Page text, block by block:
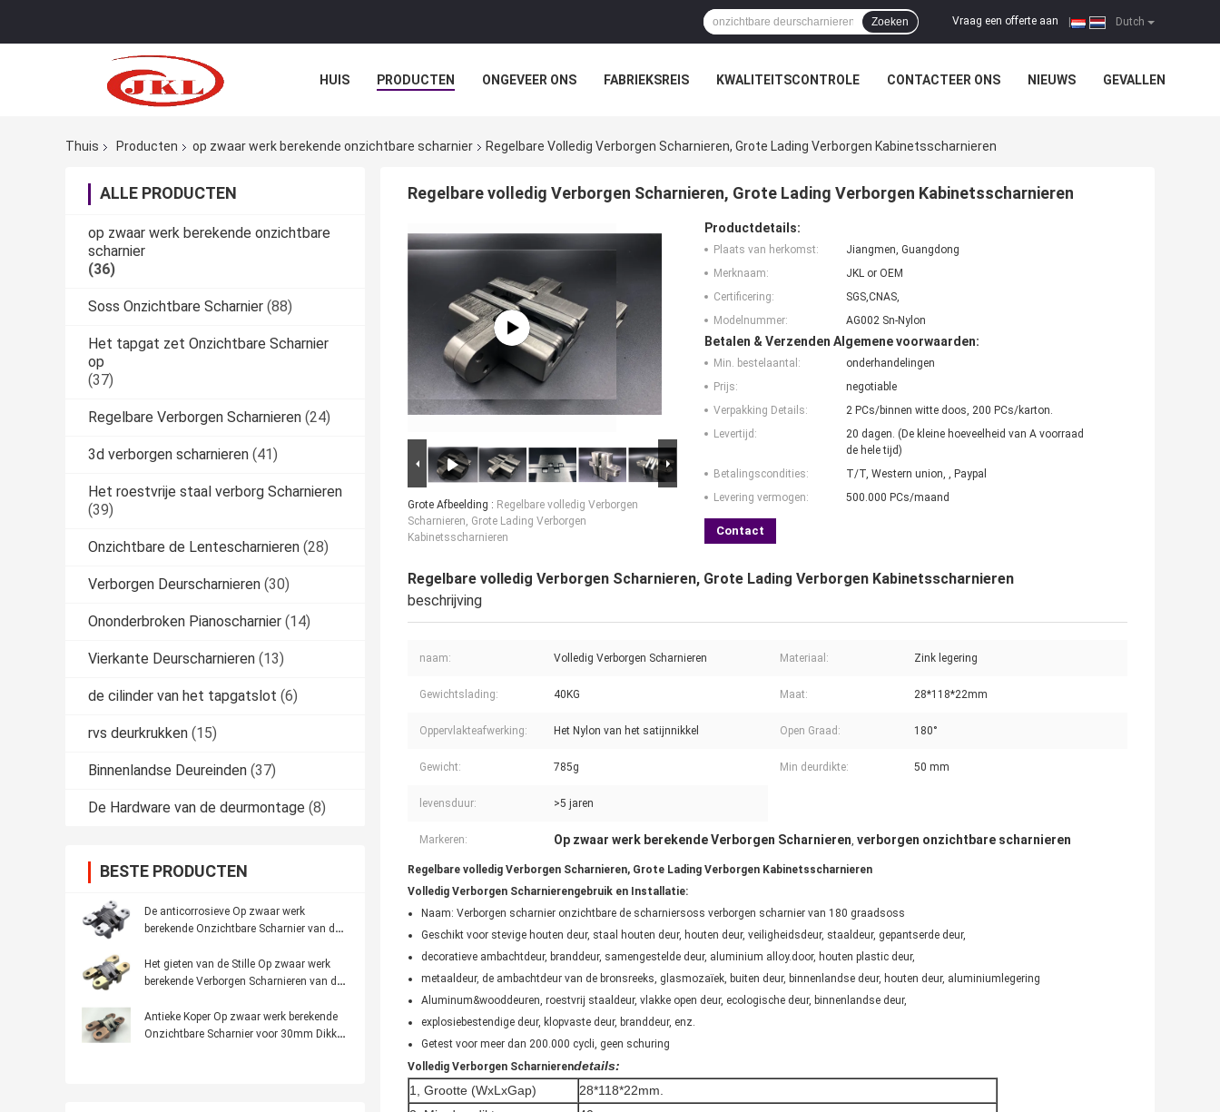
Dutch
Vraag een offerte aan
Zoeken
HUIS PRODUCTEN ONGEVEER ONS FABRIEKSREIS KWALITEITSCONTROLE CONTACTEER ONS NIEUWS GEVALLEN
Thuis Producten op zwaar werk berekende onzichtbare scharnier Regelbare Volledig Verborgen Scharnieren, Grote Lading Verborgen Kabinetsscharnieren
ALLE PRODUCTEN
op zwaar werk berekende onzichtbare
scharnier
(36)
Soss Onzichtbare Scharnier (88)
Het tapgat zet Onzichtbare Scharnier
op
(37)
Regelbare Verborgen Scharnieren (24)
3d verborgen scharnieren (41)
Het roestvrije staal verborg Scharnieren
(39)
Onzichtbare de Lentescharnieren (28)
Verborgen Deurscharnieren (30)
Ononderbroken Pianoscharnier (14)
Vierkante Deurscharnieren (13)
de cilinder van het tapgatslot (6)
rvs deurkrukken (15)
Binnenlandse Deureinden (37)
De Hardware van de deurmontage (8)
BESTE PRODUCTEN
De anticorrosieve Op zwaar werk
berekende Onzichtbare Scharnier van de
Villadeur
Het gieten van de Stille Op zwaar werk
berekende Verborgen Scharnieren van de
Houten Deur
Antieke Koper Op zwaar werk berekende
Onzichtbare Scharnier voor 30mm Dikke
Regelbare volledig Verborgen Scharnieren, Grote Lading Verborgen Kabinetsscharnieren
Grote Afbeelding : Regelbare volledig Verborgen
Scharnieren, Grote Lading Verborgen
Kabinetsscharnieren
Productdetails:
Plaats van herkomst:
Jiangmen, Guangdong
Merknaam:
JKL or OEM
Certificering:
SGS,CNAS,
Modelnummer:
AG002 Sn-Nylon
Betalen & Verzenden Algemene voorwaarden:
Min. bestelaantal:
onderhandelingen
Prijs:
negotiable
Verpakking Details:
2 PCs/binnen witte doos, 200 PCs/karton.
Levertijd:
20 dagen. (De kleine hoeveelheid van A voorraad
de hele tijd)
Betalingscondities:
T/T, Western union, , Paypal
Levering vermogen:
500.000 PCs/maand
Contact
Regelbare volledig Verborgen Scharnieren, Grote Lading Verborgen Kabinetsscharnieren
beschrijving
naam: Volledig Verborgen Scharnieren Materiaal: Zink legering
Gewichtslading: 40KG Maat: 28*118*22mm
Oppervlakteafwerking: Het Nylon van het satijnnikkel Open Graad: 180°
Gewicht: 785g Min deurdikte: 50 mm
levensduur: >5 jaren
Markeren: Op zwaar werk berekende Verborgen Scharnieren, verborgen onzichtbare scharnieren
Regelbare volledig Verborgen Scharnieren, Grote Lading Verborgen Kabinetsscharnieren
Volledig Verborgen Scharnierengebruik en Installatie:
Naam: Verborgen scharnier onzichtbare de scharniersoss verborgen scharnier van 180 graadsoss
Geschikt voor stevige houten deur, staal houten deur, houten deur, veiligheidsdeur, staaldeur, gepantserde deur,
decoratieve ambachtdeur, branddeur, samengestelde deur, aluminium alloy.door, houten plastic deur,
metaaldeur, de ambachtdeur van de bronsreeks, glasmozaïek, buiten deur, binnenlandse deur, houten deur, aluminiumlegering
Aluminum&wooddeuren, roestvrij staaldeur, vlakke open deur, ecologische deur, binnenlandse deur,
explosiebestendige deur, klopvaste deur, branddeur, enz.
Getest voor meer dan 200.000 cycli, geen schuring
Volledig Verborgen Scharnierendetails:
1, Grootte (WxLxGap)
28*118*22mm.